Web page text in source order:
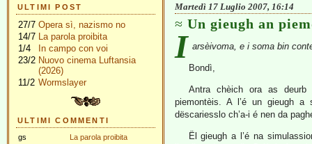
ULTIMI POST
27/7 Opera sì, nazismo no
14/7 La parola proibita
1/4
In campo con voi
23/2 Nuovo cinema Luftansia
(2026)
11/2 Wormslayer
ULTIMI COMMENTI
gs
La parola proibita
Martedì 17 Luglio 2007, 16:14
Un gieugh an
I arsèivoma, e i soma bin
Bondì,
Antra chèich ora as deurb
piemontèis. A l’é un gieugh a
dëscariesslo ch’a-i é nen da
Ël gieugh a l’é na